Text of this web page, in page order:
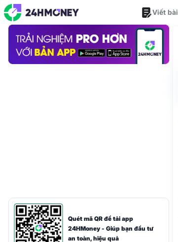
Viết bài
Quét mã QR để tải app
24HMoney - Giúp bạn đầu tư
an toàn, hiệu quả